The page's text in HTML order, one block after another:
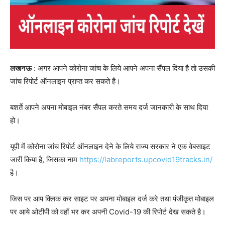
लखनऊ: अगर आपने कोरोना जांच के लिये आपने अपना सैंपल दिया है तो उसकी
जांच रिपोर्ट ऑनलाइन प्राप्त कर सकते है।
बशर्ते आपने अपना मोबाइल नंबर सैंपल करते समय दर्ज जानकारी के साथ दिया
हो।
यूपी में कोरोना जांच रिपोर्ट ऑनलाइन देने के लिये राज्य सरकार ने एक वेबसाइट
जारी किया है, जिसका नाम https://labreports.upcovid19tracks.in/
है।
जिस पर आप क्लिक कर साइट पर अपना मोबाइल दर्ज करे तथा पंजीकृत मोबाइल
पर आये ओटीपी को वहाँ भर कर अपनी Covid-19 की रिपोर्ट देख सकते है।